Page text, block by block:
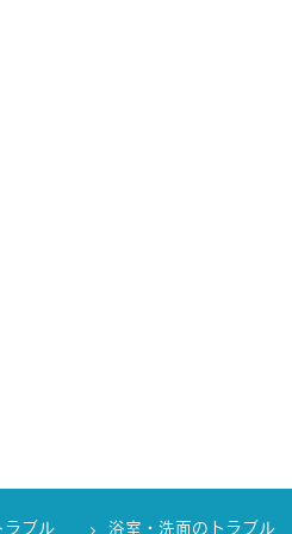
ラブル 浴室・洗面のトラブル